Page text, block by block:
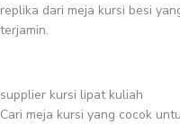
replika dari meja kursi besi
terjamin.
supplier kursi lipat kuliah
Cari meja kursi yang cocok